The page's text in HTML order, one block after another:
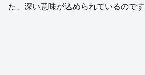
た、深い意味が込められているのです